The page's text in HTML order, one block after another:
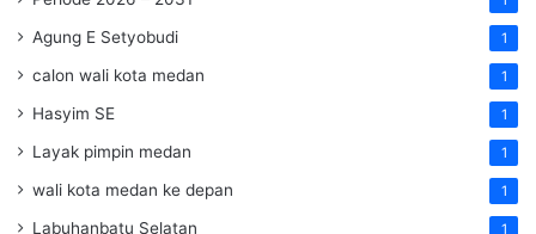
Agung E Setyobudi 1
calon wali kota medan 1
Hasyim SE 1
Layak pimpin medan 1
wali kota medan ke depan 1
Labuhanbatu Selatan 1